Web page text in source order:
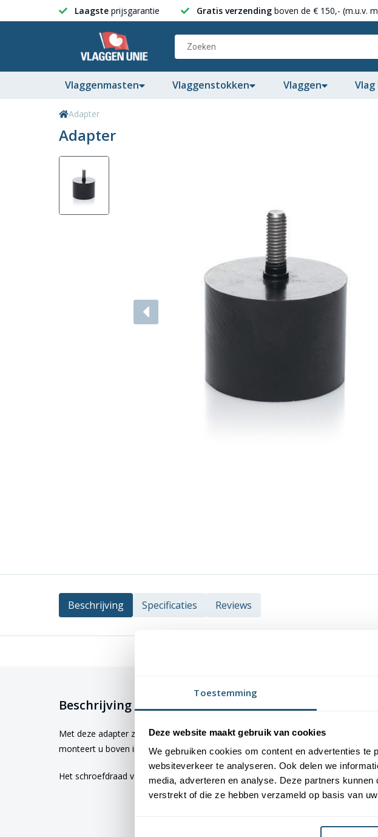
Toestemming
Deze website maakt gebruik van cookies
We gebruiken cookies om content en advertenties
websiteverkeer te analyseren. Ook delen we
media, adverteren en analyse. Deze partners
verstrekt of die ze hebben verzameld op basis van
Laagste prijsgarantie Gratis verzending boven de € 150,- (m.u.v.
Vlaggenmasten Vlaggenstokken Vlaggen
Adapter
Adapter
Beschrijving Specificaties Reviews
Beschrijving
Met deze adapter zet u de mastknop boven in de vlaggenmast vast, deze adapter
monteert u boven in de vlaggenmast en hierop monteert u de mastknop.
Het schroefdraad van deze adapter waarop de mastknop bevestigd kan worden